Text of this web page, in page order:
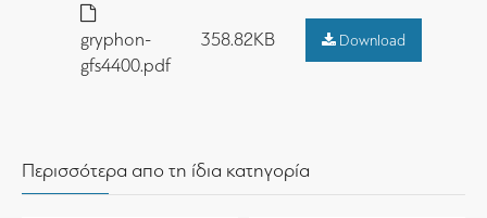
gryphon-
gfs4400.pdf
358.82KB Download
Περισσότερα απο τη ίδια κατηγορία